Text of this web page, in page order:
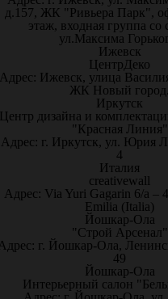
д.157, ЖК "Ривьера Парк",
этаж, входная группа со
ул.Максима
Ижевск
ЦентрДеко
Ижевск, улица
ЖК Новый город.
Иркутск
дизайна и
"Красная Линия"
Адрес: г. Иркутск, ул. Юрия
4
Италия
creativewall
Адрес: Via Yuri Gagarin 6/a –
Emilia (Italia)
Йошкар-Ола
"Строй Арсенал"
г. Йошкар-Ола,
49
Йошкар-Ола
Интерьерный салон